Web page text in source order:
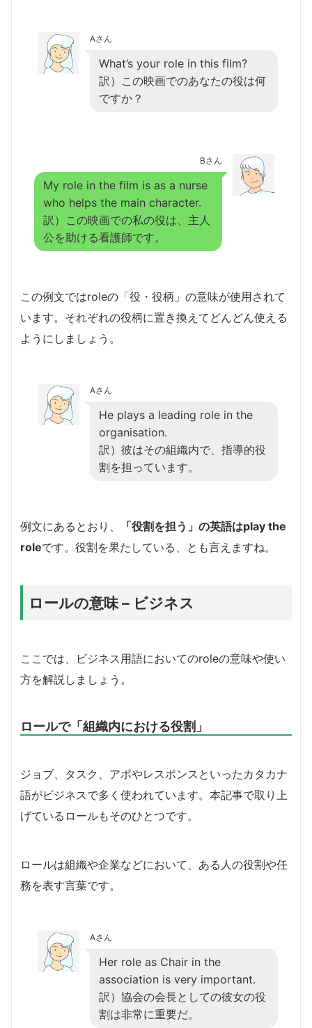
Aさん
What’s your role in this film?
訳）この映画でのあなたの役は何
ですか？
Bさん
My role in the film is as a nurse
who helps the main character.
訳）この映画での私の役は、主人
公を助ける看護師です。
この例文ではroleの「役・役柄」の意味が使用されて
います。それぞれの役柄に置き換えてどんどん使える
ようにしましょう。
Aさん
He plays a leading role in the
organisation.
訳）彼はその組織内で、指導的役
割を担っています。
例文にあるとおり、
「役割を担う」の英語はplay the
roleです。役割を果たしている、とも言えますね。
ロールの意味 – ビジネス
ここでは、ビジネス用語においてのroleの意味や使い
方を解説しましょう。
ロールで「組織内における役割」
ジョブ、タスク、アポやレスポンスといったカタカナ
語がビジネスで多く使われています。本記事で取り上
げているロールもそのひとつです。
ロールは組織や企業などにおいて、ある人の役割や任
務を表す言葉です。
Aさん
Her role as Chair in the
association is very important.
訳）協会の会長としての彼女の役
割は非常に重要だ。